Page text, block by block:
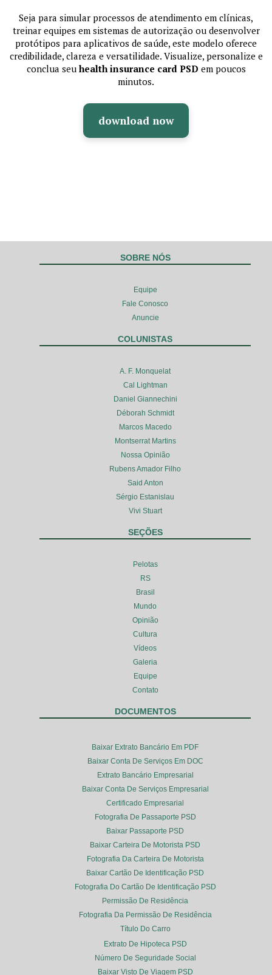
Seja para simular processos de atendimento em clínicas,
treinar equipes em sistemas de autorização ou desenvolver
protótipos para aplicativos de saúde, este modelo oferece
credibilidade, clareza e versatilidade. Visualize, personalize e
conclua seu health insurance card PSD em poucos
minutos.
download now
SOBRE NÓS
Equipe
Fale Conosco
Anuncie
COLUNISTAS
A. F. Monquelat
Cal Lightman
Daniel Giannechini
Déborah Schmidt
Marcos Macedo
Montserrat Martins
Nossa Opinião
Rubens Amador Filho
Said Anton
Sérgio Estanislau
Vivi Stuart
SEÇÕES
Pelotas
RS
Brasil
Mundo
Opinião
Cultura
Vídeos
Galeria
Equipe
Contato
DOCUMENTOS
Baixar Extrato Bancário Em PDF
Baixar Conta De Serviços Em DOC
Extrato Bancário Empresarial
Baixar Conta De Serviços Empresarial
Certificado Empresarial
Fotografia De Passaporte PSD
Baixar Passaporte PSD
Baixar Carteira De Motorista PSD
Fotografia Da Carteira De Motorista
Baixar Cartão De Identificação PSD
Fotografia Do Cartão De Identificação PSD
Permissão De Residência
Fotografia Da Permissão De Residência
Título Do Carro
Extrato De Hipoteca PSD
Número De Seguridade Social
Baixar Visto De Viagem PSD